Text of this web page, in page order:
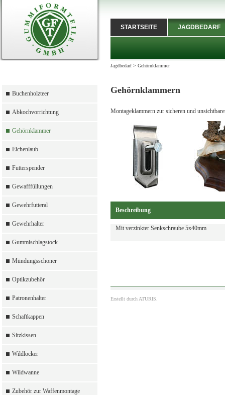
Buchenholzteer
Abkochvorrichtung
Gehörnklammer
Eichenlaub
Futterspender
Gewafffüllungen
Gewehrfutteral
Gewehrhalter
Gummischlagstock
Mündungsschoner
Optikzubehör
Patronenhalter
Schaftkappen
Sitzkissen
Wildlocker
Wildwanne
Zubehör zur Waffenmontage
STARTSEITE JAGDBEDARF
Jagdbedarf> Gehörnklammer
Gehörnklammern
Montageklammern zur sicheren und
Beschreibung
Mit verzinkter Senkschraube 5x40mm
Erstellt durch ATURIS.